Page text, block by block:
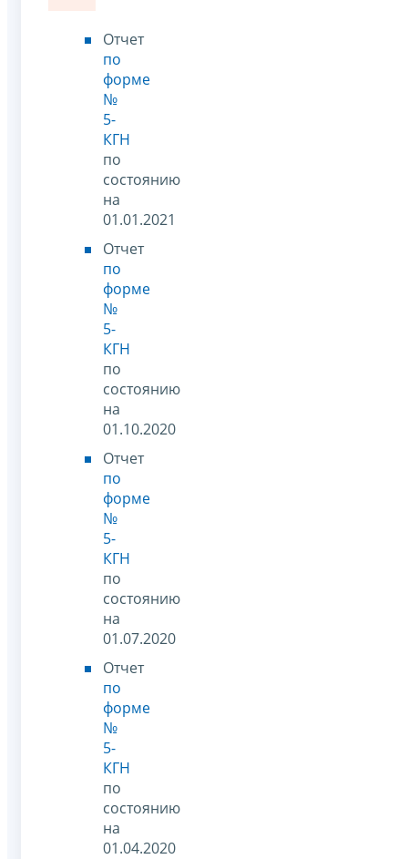
Отчет
по
форме
№
5-
КГН
по
состоянию
на
01.01.2021
Отчет
по
форме
№
5-
КГН
по
состоянию
на
01.10.2020
Отчет
по
форме
№
5-
КГН
по
состоянию
на
01.07.2020
Отчет
по
форме
№
5-
КГН
по
состоянию
на
01.04.2020